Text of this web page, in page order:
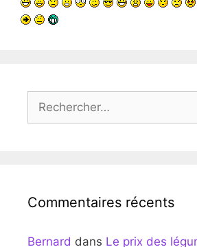
Rechercher :
Commentaires récents
Bernard dans Le prix des